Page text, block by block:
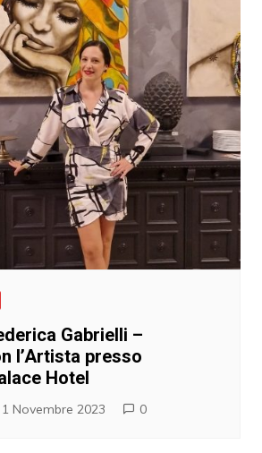
Gabrielli –
l’Artista presso
Hotel
1 Novembre 2023 0